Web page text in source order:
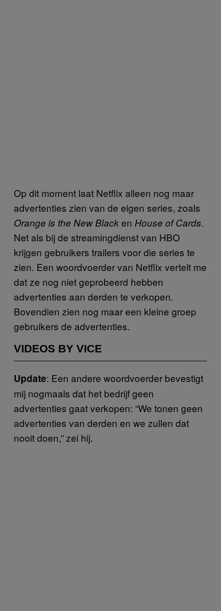
Op dit moment laat Netflix alleen nog maar
advertenties zien van de eigen series, zoals
Orange is the New Blacken House of Cards.
Net als bij de streamingdienst van HBO
krijgen gebruikers trailers voor die series te
zien. Een woordvoerder van Netflix vertelt me
dat ze nog niet geprobeerd hebben
advertenties aan derden te verkopen.
Bovendien zien nog maar een kleine groep
gebruikers de advertenties.
VIDEOS BY VICE
Update: Een andere woordvoerder bevestigt
mij nogmaals dat het bedrijf geen
advertenties gaat verkopen: “We tonen geen
advertenties van derden en we zullen dat
nooit doen,” zei hij.